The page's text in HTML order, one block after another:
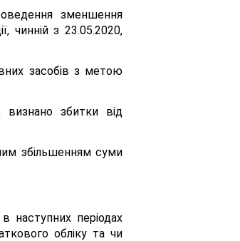
зменшення
чинній з 23.05.2020,
засобів з метою
визнано збитки від
збільшенням суми
наступних періодах
обліку та чи